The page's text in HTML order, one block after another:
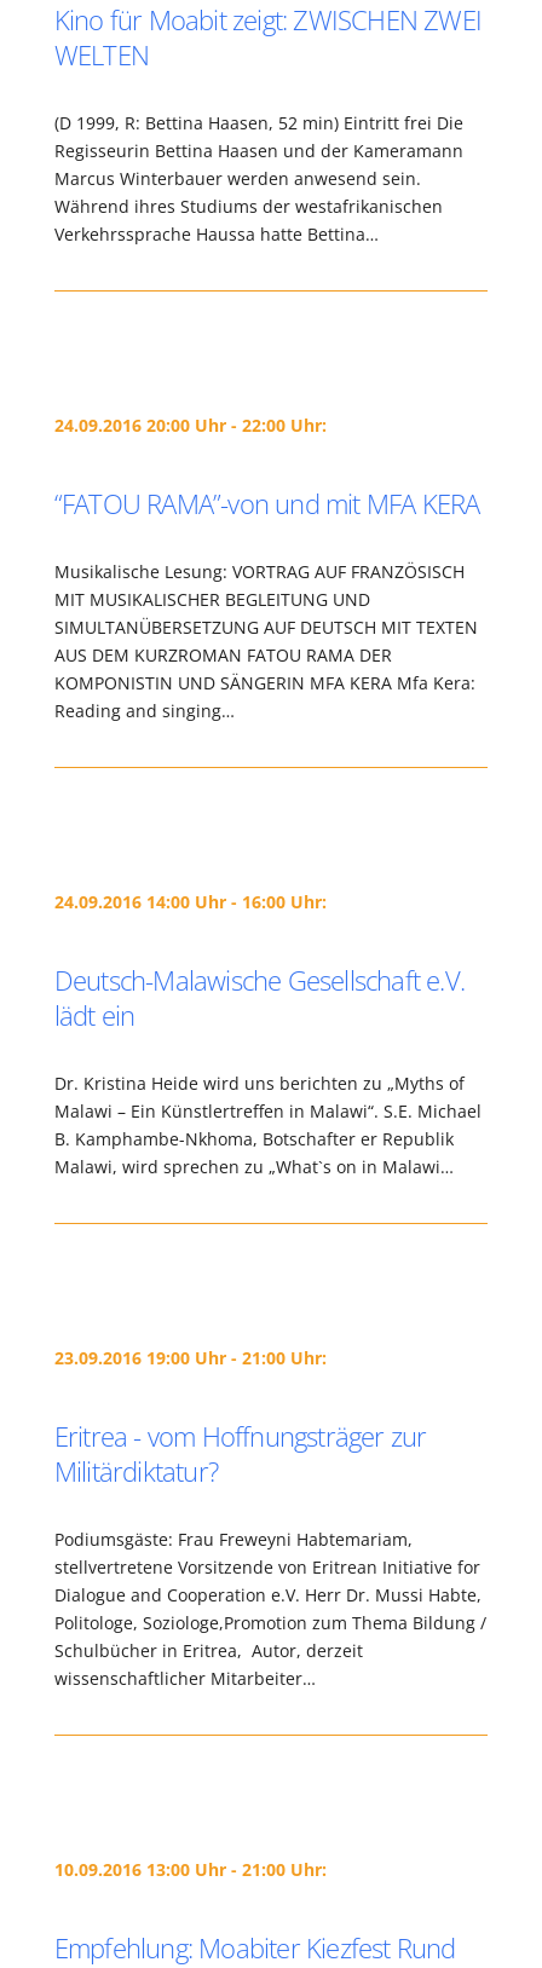
Kino für Moabit zeigt: ZWISCHEN ZWEI
WELTEN
(D 1999, R: Bettina Haasen, 52 min) Eintritt frei Die
Regisseurin Bettina Haasen und der Kameramann
Marcus Winterbauer werden anwesend sein.
Während ihres Studiums der westafrikanischen
Verkehrssprache Haussa hatte Bettina…
24.09.2016 20:00 Uhr - 22:00 Uhr:
“FATOU RAMA”-von und mit MFA KERA
Musikalische Lesung: VORTRAG AUF FRANZÖSISCH
MIT MUSIKALISCHER BEGLEITUNG UND
SIMULTANÜBERSETZUNG AUF DEUTSCH MIT TEXTEN
AUS DEM KURZROMAN FATOU RAMA DER
KOMPONISTIN UND SÄNGERIN MFA KERA Mfa Kera:
Reading and singing…
24.09.2016 14:00 Uhr - 16:00 Uhr:
Deutsch-Malawische Gesellschaft e.V.
lädt ein
Dr. Kristina Heide wird uns berichten zu „Myths of
Malawi – Ein Künstlertreffen in Malawi“. S.E. Michael
B. Kamphambe-Nkhoma, Botschafter er Republik
Malawi, wird sprechen zu „What`s on in Malawi…
23.09.2016 19:00 Uhr - 21:00 Uhr:
Eritrea - vom Hoffnungsträger zur
Militärdiktatur?
Podiumsgäste: Frau Freweyni Habtemariam,
stellvertretene Vorsitzende von Eritrean Initiative for
Dialogue and Cooperation e.V. Herr Dr. Mussi Habte,
Politologe, Soziologe,Promotion zum Thema Bildung /
Schulbücher in Eritrea, Autor, derzeit
wissenschaftlicher Mitarbeiter…
10.09.2016 13:00 Uhr - 21:00 Uhr:
Empfehlung: Moabiter Kiezfest Rund